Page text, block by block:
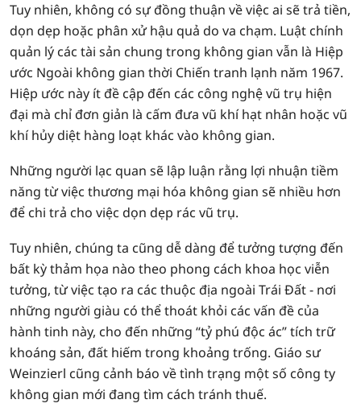
Tuy nhiên, không có sự đồng thuận về việc ai sẽ trả tiền,
dọn dẹp hoặc phân xử hậu quả do va chạm. Luật chính
quản lý các tài sản chung trong không gian vẫn là Hiệp
ước Ngoài không gian thời Chiến tranh lạnh năm 1967.
Hiệp ước này ít đề cập đến các công nghệ vũ trụ hiện
đại mà chỉ đơn giản là cấm đưa vũ khí hạt nhân hoặc vũ
khí hủy diệt hàng loạt khác vào không gian.
Những người lạc quan sẽ lập luận rằng lợi nhuận tiềm
năng từ việc thương mại hóa không gian sẽ nhiều hơn
để chi trả cho việc dọn dẹp rác vũ trụ.
Tuy nhiên, chúng ta cũng dễ dàng để tưởng tượng đến
bất kỳ thảm họa nào theo phong cách khoa học viễn
tưởng, từ việc tạo ra các thuộc địa ngoài Trái Đất - nơi
những người giàu có thể thoát khỏi các vấn đề của
hành tinh này, cho đến những “tỷ phú độc ác” tích trữ
khoáng sản, đất hiếm trong khoảng trống. Giáo sư
Weinzierl cũng cảnh báo về tình trạng một số công ty
không gian mới đang tìm cách tránh thuế.